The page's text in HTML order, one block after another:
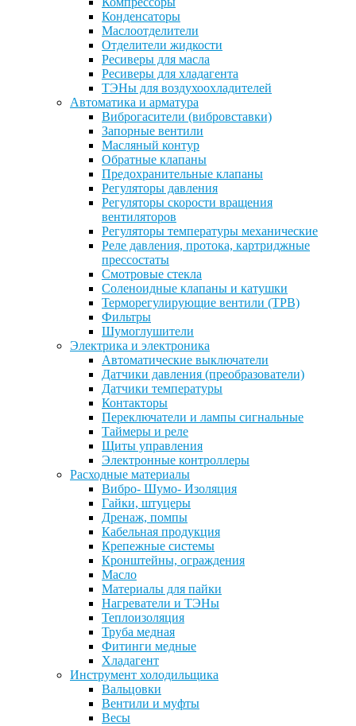
Конденсаторы
Маслоотделители
Отделители жидкости
Ресиверы для масла
Ресиверы для хладагента
ТЭНы для воздухоохладителей
Автоматика и арматура
Виброгасители (вибровставки)
Запорные вентили
Масляный контур
Обратные клапаны
Предохранительные клапаны
Регуляторы давления
Регуляторы скорости вращения
вентиляторов
Регуляторы температуры механические
Реле давления, протока, картриджные
прессостаты
Смотровые стекла
Соленоидные клапаны и катушки
Терморегулирующие вентили (ТРВ)
Фильтры
Шумоглушители
Электрика и электроника
Автоматические выключатели
Датчики давления (преобразователи)
Датчики температуры
Контакторы
Переключатели и лампы сигнальные
Таймеры и реле
Щиты управления
Электронные контроллеры
Расходные материалы
Вибро- Шумо- Изоляция
Гайки, штуцеры
Дренаж, помпы
Кабельная продукция
Крепежные системы
Кронштейны, ограждения
Масло
Материалы для пайки
Нагреватели и ТЭНы
Теплоизоляция
Труба медная
Фитинги медные
Хладагент
Инструмент холодильщика
Вальцовки
Вентили и муфты
Весы